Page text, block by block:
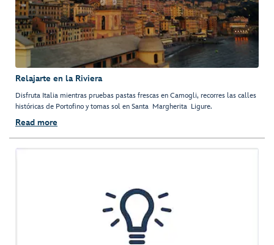
Relajarte en la Riviera
Disfruta Italia mientras pruebas pastas frescas en Camogli, recorres las calles
históricas de Portofino y tomas sol en Santa Margherita Ligure.
Read more